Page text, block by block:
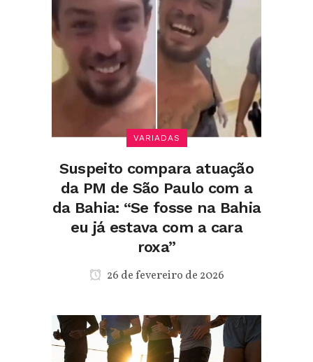
VARIADAS
Suspeito compara atuação
da PM de São Paulo com a
da Bahia: “Se fosse na Bahia
eu já estava com a cara
roxa”
26 de fevereiro de 2026